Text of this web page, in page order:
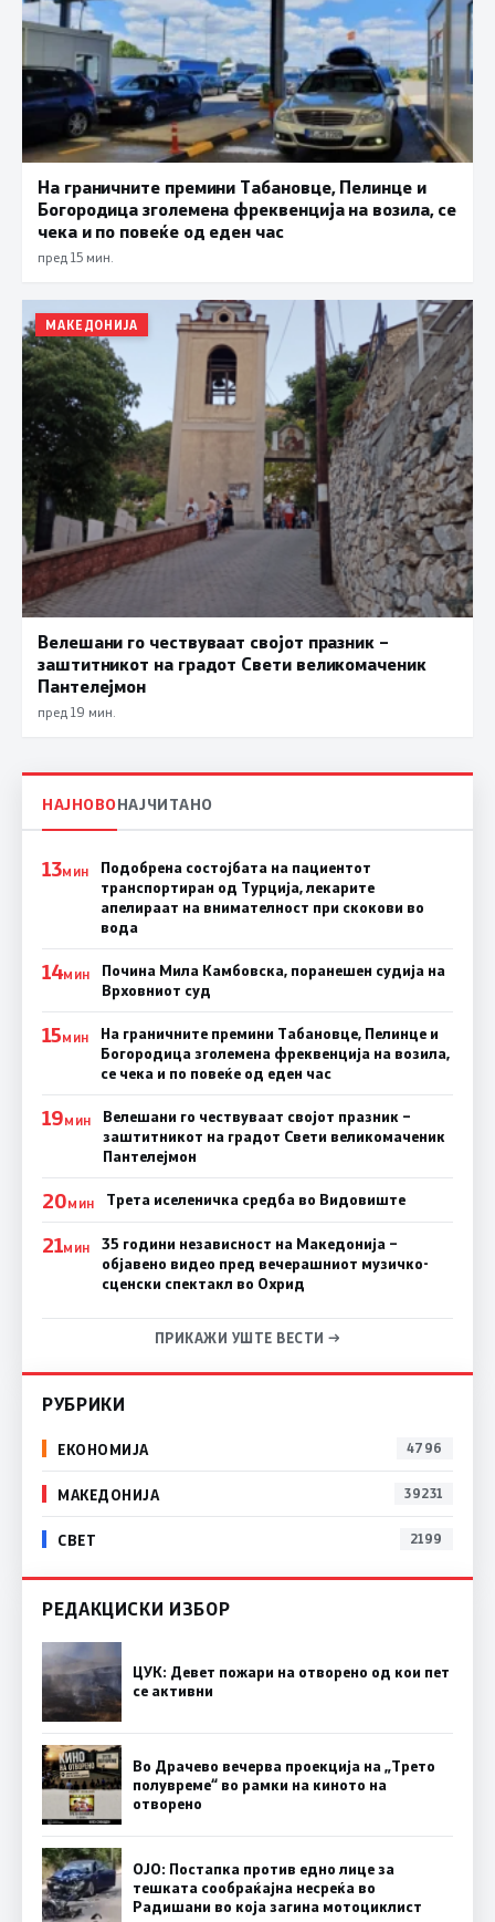
На граничните премини Табановце, Пелинце и
Богородица зголемена фреквенција на возила, се
чека и по повеќе од еден час
пред 15 мин.
МАКЕДОНИЈА
Велешани го чествуваат својот празник –
заштитникот на градот Свети великомаченик
Пантелејмон
пред 19 мин.
НАЈНОВОНАЈЧИТАНО
13МИН
Подобрена состојбата на пациентот
транспортиран од Турција, лекарите
апелираат на внимателност при скокови во
вода
14МИН
Почина Мила Камбовска, поранешен судија на
Врховниот суд
15МИН
На граничните премини Табановце, Пелинце и
Богородица зголемена фреквенција на возила,
се чека и по повеќе од еден час
19МИН
Велешани го чествуваат својот празник –
заштитникот на градот Свети великомаченик
Пантелејмон
20МИН Трета иселеничка средба во Видовиште
21МИН
35 години независност на Македонија –
објавено видео пред вечерашниот музичко-
сценски спектакл во Охрид
ПРИКАЖИ УШТЕ ВЕСТИ →
РУБРИКИ
ЕКОНОМИЈА 4796
МАКЕДОНИЈА 39231
СВЕТ 2199
РЕДАКЦИСКИ ИЗБОР
ЦУК: Девет пожари на отворено од кои пет
се активни
Во Драчево вечерва проекција на „Трето
полувреме“ во рамки на киното на
отворено
ОЈО: Постапка против едно лице за
тешката сообраќајна несреќа во
Радишани во која загина мотоциклист